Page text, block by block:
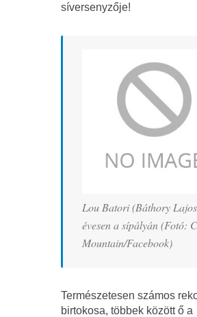
síversenyzője!
Lou Batori (Báthory
évesen a sípályán (Fotó:
Mountain/Facebook)
Természetesen számos
birtokosa, többek között ő a